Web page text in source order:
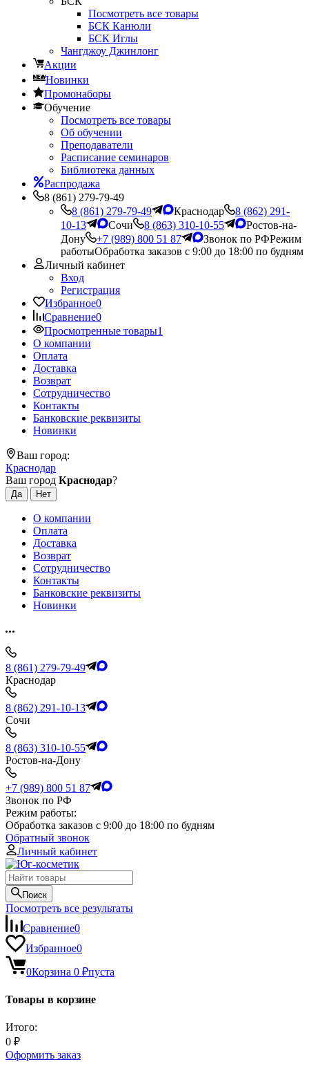
Посмотреть все товары
БСК Канюли
БСК Иглы
Чангджоу Джинлонг
Акции
Новинки
Промонаборы
Обучение
Посмотреть все товары
Об обучении
Преподаватели
Расписание семинаров
Библиотека данных
Распродажа
8 (861) 279-79-49
8 (861) 279-79-49
Краснодар
8 (862) 291-
10-13
Сочи 8 (863) 310-10-55
Ростов-на-
Дону
+7 (989) 800 51 87 Звонок по РФРежим
работыОбработка заказов с 9:00 до 18:00 по будням
Личный кабинет
Вход
Регистрация
Избранное0
Сравнение0
Просмотренные товары1
О компании
Оплата
Доставка
Возврат
Сотрудничество
Контакты
Банковские реквизиты
Новинки
Ваш город:
Краснодар
Ваш город Краснодар?
О компании
Оплата
Доставка
Возврат
Сотрудничество
Контакты
Банковские реквизиты
Новинки
8 (861) 279-79-49
Краснодар
8 (862) 291-10-13
Сочи
8 (863) 310-10-55
Ростов-на-Дону
+7 (989) 800 51 87
Звонок по РФ
Режим работы:
Обработка заказов с 9:00 до 18:00 по будням
Обратный звонок
Личный кабинет
Поиск
Посмотреть все результаты
Сравнение0
Избранное0
0Корзина 0 ₽пуста
Товары в корзине
Итого:
0 ₽
Оформить заказ